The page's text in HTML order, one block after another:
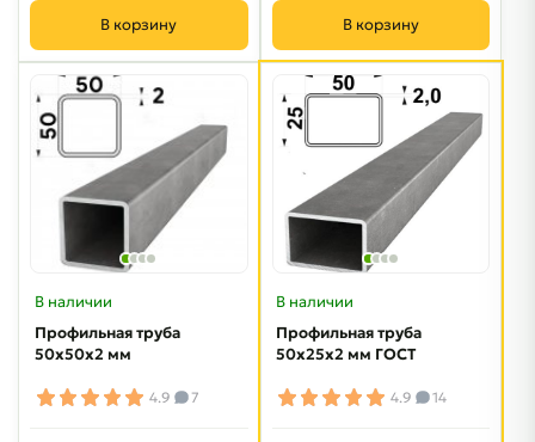
В корзину В корзину
В наличии
Профильная труба
50х50х2 мм
4.9 7
В наличии
Профильная труба
50х25х2 мм ГОСТ
4.9 14